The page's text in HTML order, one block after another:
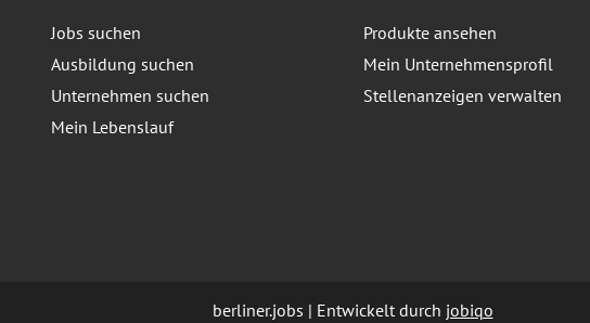
Jobs suchen
Ausbildung suchen
Unternehmen suchen
Mein Lebenslauf
Produkte ansehen
Mein Unternehmensprofil
Stellenanzeigen verwalten
berliner.jobs | Entwickelt durch jobiqo